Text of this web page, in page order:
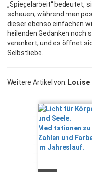
„Spiegelarbeit“ bedeutet,
schauen, während man
dieser ebenso einfachen
heilenden Gedanken
verankert, und es öffnet
Selbstliebe.
Weitere Artikel von: Louise